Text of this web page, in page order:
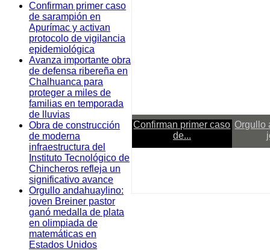
Confirman primer caso
de sarampión en
Apurímac y activan
protocolo de vigilancia
epidemiológica
Avanza importante obra
de defensa ribereña en
Chalhuanca para
proteger a miles de
familias en temporada
de lluvias
Obra de construcción
de moderna
infraestructura del
Instituto Tecnológico de
Chincheros refleja un
significativo avance
Orgullo andahuaylino:
joven Breiner pastor
ganó medalla de plata
en olimpiada de
matemáticas en
Estados Unidos
Confirman primer caso
de...
Orgullo